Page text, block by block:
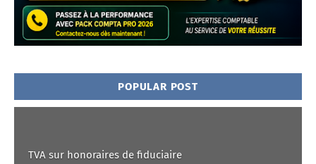
POPULAR POST
TVA sur honoraires de fiduciaire